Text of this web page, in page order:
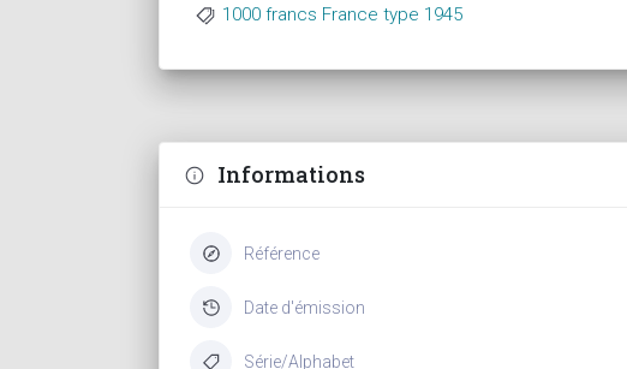
1000 francs France type 1945
Informations
Référence
Date d'émission
Série/Alphabet